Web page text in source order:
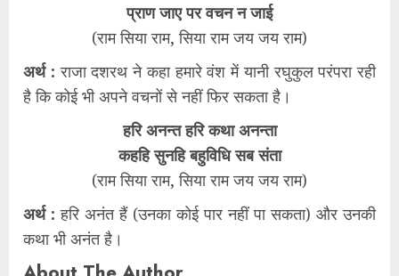
प्राण जाए पर वचन न जाई
(राम सिया राम, सिया राम जय जय राम)
अर्थ : राजा दशरथ ने कहा हमारे वंश में यानी रघुकुल परंपरा रही
है कि कोई भी अपने वचनों से नहीं फिर सकता है।
हरि अनन्त हरि कथा अनन्ता
कहहि सुनहि बहुविधि सब संता
(राम सिया राम, सिया राम जय जय राम)
अर्थ : हरि अनंत हैं (उनका कोई पार नहीं पा सकता) और उनकी
कथा भी अनंत है।